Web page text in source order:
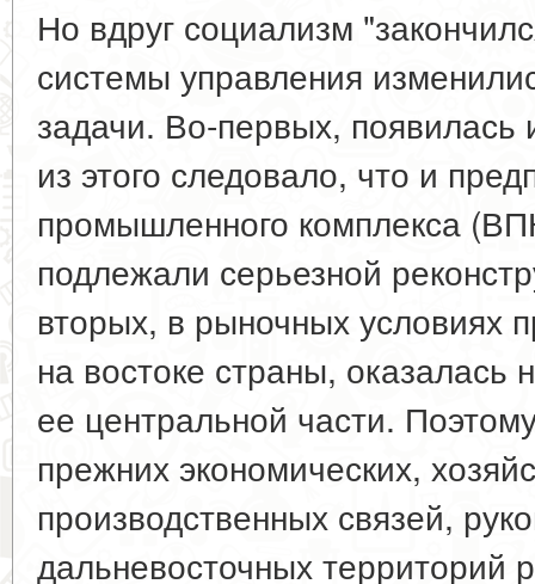
Но вдруг социализм
системы управления
задачи. Во-первых,
из этого следовало, что и
промышленного комплекса
подлежали серьезной
вторых, в рыночных условиях
на востоке страны, оказалась
ее центральной части.
прежних экономических,
производственных связей,
дальневосточных территорий